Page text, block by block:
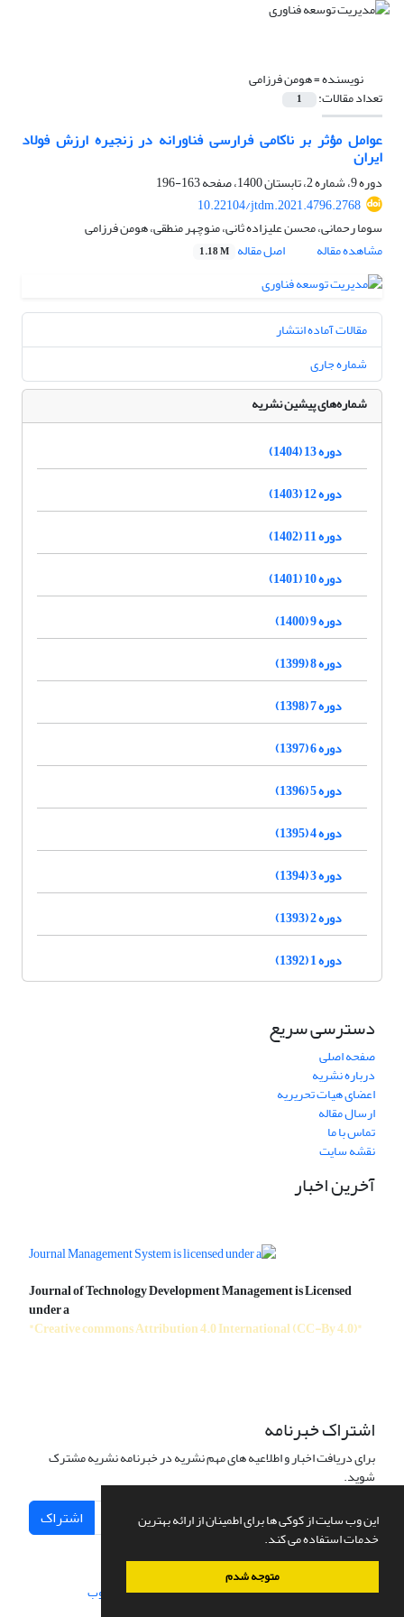
این وب سایت از کوکی ها برای اطمینان از ارائه بهترین
خدمات استفاده می کند.
متوجه شدم
نویسنده =هومن فرزامی
تعداد مقالات: 1
عوامل مؤثر بر ناکامی فرارسی فناورانه در زنجیره ارزش فولاد
ایران
دوره 9، شماره 2، تابستان 1400، صفحه
163-196
10.22104/jtdm.2021.4796.2768
سوما رحمانی، محسن علیزاده ثانی، منوچهر منطقی، هومن فرزامی
مشاهده مقاله
اصل مقاله 1.18 M
مقالات آماده انتشار
شماره جاری
شماره‌های پیشین نشریه
دوره 13 (1404)
دوره 12 (1403)
دوره 11 (1402)
دوره 10 (1401)
دوره 9 (1400)
دوره 8 (1399)
دوره 7 (1398)
دوره 6 (1397)
دوره 5 (1396)
دوره 4 (1395)
دوره 3 (1394)
دوره 2 (1393)
دوره 1 (1392)
دسترسی سریع
صفحه اصلی
درباره نشریه
اعضای هیات تحریریه
ارسال مقاله
تماس با ما
نقشه سایت
آخرین اخبار
Journal of Technology Development Management is Licensed
under a
"Creative commons Attribution 4.0 International (CC-By 4.0)"
اشتراک خبرنامه
برای دریافت اخبار و اطلاعیه های مهم نشریه در خبرنامه نشریه مشترک
شوید.
اشتراک
سامانه مدیریت نشریات علمی.طراحی و پیاده سازی از سیناوب